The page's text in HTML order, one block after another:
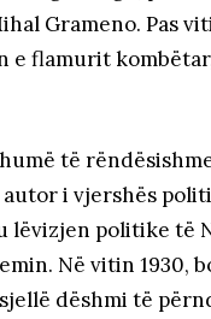
Grameno. Pas
flamurit
të
i vjershës
lëvizjen politike të
Në vitin 1930,
dëshmi të